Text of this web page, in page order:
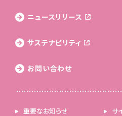
ニュースリリース
サステナビリティ
お問い合わせ
重要なお知らせ サ